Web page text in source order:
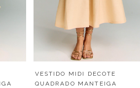
VESTIDO MIDI DECOTE
QUADRADO MANTEIGA